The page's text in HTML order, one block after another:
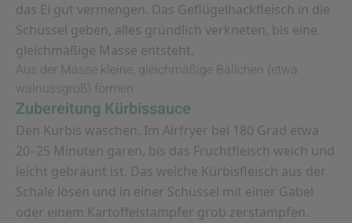
das Ei gut vermengen. Das Geflügelhackfleisch in die
Schüssel geben, alles gründlich verkneten, bis eine
gleichmäßige Masse entsteht.
Aus der Masse kleine, gleichmäßige Bällchen (etwa
walnussgroß) formen
Zubereitung Kürbissauce
Den Kürbis waschen. Im Airfryer bei 180 Grad etwa
20–25 Minuten garen, bis das Fruchtfleisch weich und
leicht gebräunt ist. Das weiche Kürbisfleisch aus der
Schale lösen und in einer Schüssel mit einer Gabel
oder einem Kartoffelstampfer grob zerstampfen.